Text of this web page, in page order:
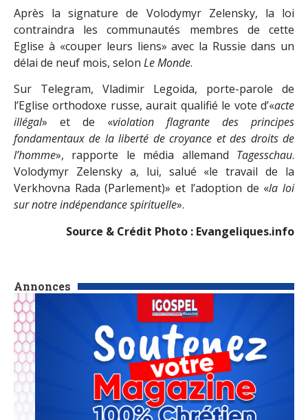
Annonces
Après la signature de Volodymyr Zelensky, la loi
contraindra les communautés membres de cette
Eglise à «couper leurs liens» avec la Russie dans un
délai de neuf mois, selon Le Monde.
Sur Telegram, Vladimir Legoida, porte-parole de
l’Eglise orthodoxe russe, aurait qualifié le vote d’«acte
illégal» et de «violation flagrante des principes
fondamentaux de la liberté de croyance et des droits de
l’homme», rapporte le média allemand Tagesschau.
Volodymyr Zelensky a, lui, salué «le travail de la
Verkhovna Rada (Parlement)» et l’adoption de «la loi
sur notre indépendance spirituelle».
Source & Crédit Photo : Evangeliques.info